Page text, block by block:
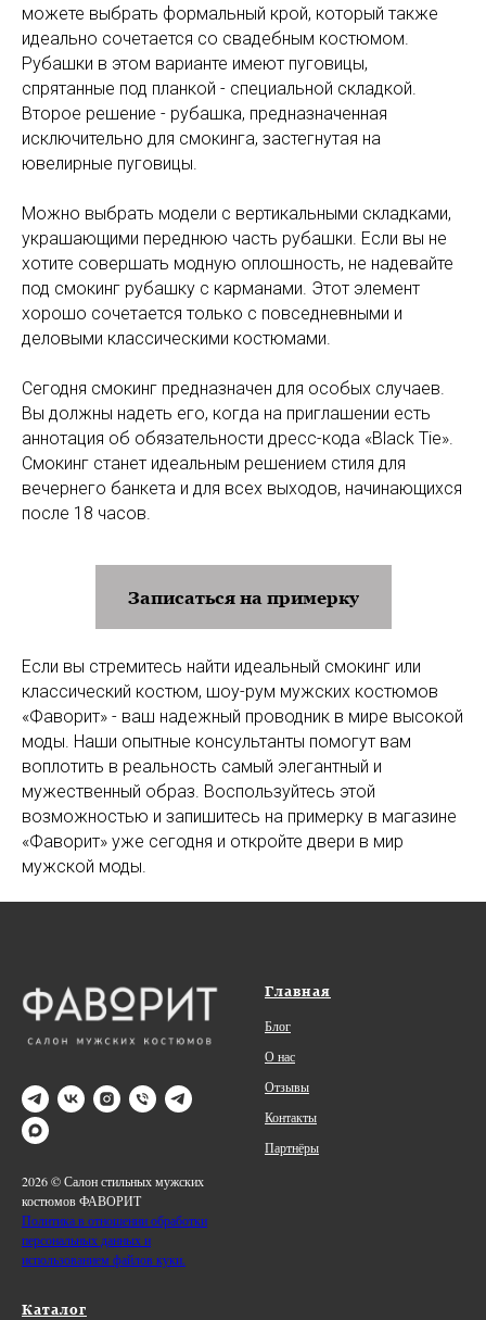
можете выбрать формальный крой, который также
идеально сочетается со свадебным костюмом.
Рубашки в этом варианте имеют пуговицы,
спрятанные под планкой - специальной складкой.
Второе решение - рубашка, предназначенная
исключительно для смокинга, застегнутая на
ювелирные пуговицы.
Можно выбрать модели с вертикальными складками,
украшающими переднюю часть рубашки. Если вы не
хотите совершать модную оплошность, не надевайте
под смокинг рубашку с карманами. Этот элемент
хорошо сочетается только с повседневными и
деловыми классическими костюмами.
Сегодня смокинг предназначен для особых случаев.
Вы должны надеть его, когда на приглашении есть
аннотация об обязательности дресс-кода «Black Tie».
Смокинг станет идеальным решением стиля для
вечернего банкета и для всех выходов, начинающихся
после 18 часов.
Записаться на примерку
Если вы стремитесь найти идеальный смокинг или
классический костюм, шоу-рум мужских костюмов
«Фаворит» - ваш надежный проводник в мире высокой
моды. Наши опытные консультанты помогут вам
воплотить в реальность самый элегантный и
мужественный образ. Воспользуйтесь этой
возможностью и запишитесь на примерку в магазине
«Фаворит» уже сегодня и откройте двери в мир
мужской моды.
2026 © Салон стильных мужских
костюмов ФАВОРИТ
Политика в отношении обработки
персональных данных и
использованием файлов куки.
Главная
Блог
О нас
Отзывы
Контакты
Партнёры
Каталог